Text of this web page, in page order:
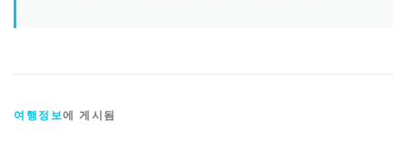
여행정보에 게시됨